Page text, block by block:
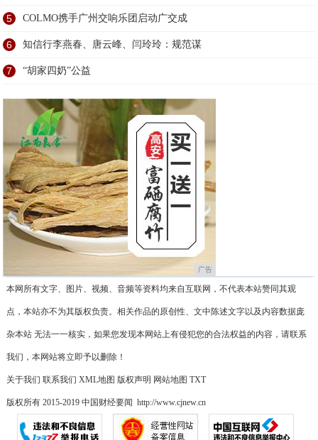
5 COLMO携手广州交响乐团启动广交成
6 知信行李燕春、唐云峰、闫玲玲：规范谋
7 “胡家四奶”公益
广告
本网所有文字、图片、视频、音频等资料均来自互联网，不代表本站赞同其观
点，本站亦不为其版权负责。相关作品的原创性、文中陈述文字以及内容数据庞
杂本站 无法一一核实，如果您发现本网站上有侵犯您的合法权益的内容，请联系
我们，本网站将立即予以删除！
关于我们 联系我们 XML地图 版权声明 网站地图 TXT
版权所有 2015-2019 中国财经要闻 http://www.cjnew.cn